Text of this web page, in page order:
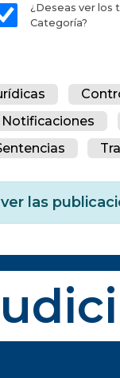
¿Deseas ver los
Categoría?
Notificaciones
las